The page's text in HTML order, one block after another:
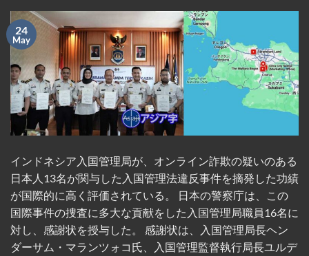
24
May
インドネシア入国管理局が、オンライン詐欺の疑いのある
日本人13名が関与した入国管理法違反事件を摘発した功績
が国際的に高く評価されている。 日本の警察庁は、この
国際事件の捜査に多大な貢献をした入国管理局職員16名に
対し、感謝状を授与した。 感謝状は、入国管理局長ヘン
ダーサム・マランツォコ氏、入国管理監督執行局長ユルデ